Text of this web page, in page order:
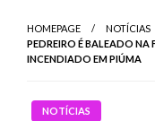
HOMEPAGE
NOTÍCIAS
PEDREIRO É BALEADO NA
INCENDIADO EM PIÚMA
NOTÍCIAS